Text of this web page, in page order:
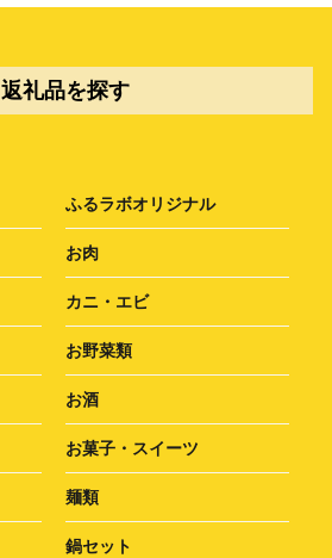
返礼品を探す
ふるラボオリジナル
お肉
カニ・エビ
お野菜類
お酒
お菓子・スイーツ
麺類
鍋セット